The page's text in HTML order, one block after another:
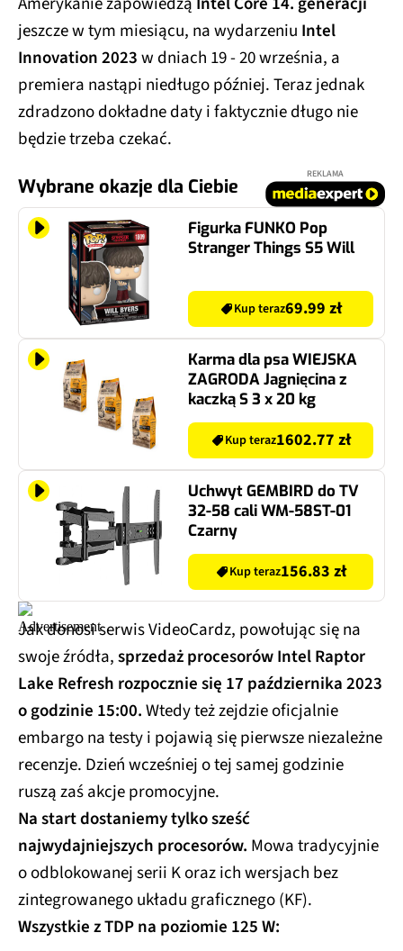
jeszcze w tym miesiącu, na wydarzeniu Intel
Innovation 2023w dniach 19 - 20 września, a
premiera nastąpi niedługo później. Teraz jednak
zdradzono dokładne daty i faktycznie długo nie
będzie trzeba czekać.
Wybrane okazje dla Ciebie
REKLAMA
Figurka FUNKO Pop
Stranger Things S5 Will
Kup teraz69.99 zł
Karma dla psa WIEJSKA
ZAGRODA Jagnięcina z
kaczką S 3 x 20 kg
Kup teraz1602.77 zł
Uchwyt GEMBIRD do TV
32-58 cali WM-58ST-01
Czarny
Kup teraz156.83 zł
Jak donosi serwis VideoCardz, powołując się na
swoje źródła,sprzedaż procesorów Intel Raptor
Lake Refresh rozpocznie się 17 października 2023
o godzinie 15:00.Wtedy też zejdzie oficjalnie
embargo na testy i pojawią się pierwsze niezależne
recenzje. Dzień wcześniej o tej samej godzinie
ruszą zaś akcje promocyjne.
Na start dostaniemy tylko sześć
najwydajniejszych procesorów. Mowa tradycyjnie
o odblokowanej serii K oraz ich wersjach bez
zintegrowanego układu graficznego (KF).
Wszystkie z TDP na poziomie 125 W: